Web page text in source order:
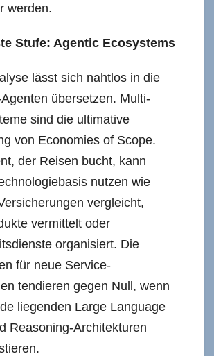
werden.
Stufe: Agentic Ecosystems
lässt sich nahtlos in die
übersetzen. Multi-
sind die ultimative
von Economies of Scope.
der Reisen bucht, kann
nutzen wie
vergleicht,
vermittelt oder
organisiert. Die
für neue Service-
tendieren gegen Null, wenn
liegenden Large Language
Reasoning-Architekturen